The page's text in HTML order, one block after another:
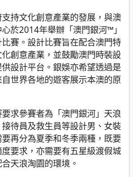
持文化創意產業的發展，與澳
於2014年舉辦「澳門銀河™」
賽。設計比賽旨在配合澳門特
創意產業，並鼓勵澳門時裝設
設計平台。銀娛亦希望透過是
世界各地的遊客展示本澳的原
參賽者為「澳門銀河」天浪
待員及救生員等設計男、女裝
再分為夏季和冬季兩種，既要
要求，亦需要有五星級渡假城
天浪淘園的環境。